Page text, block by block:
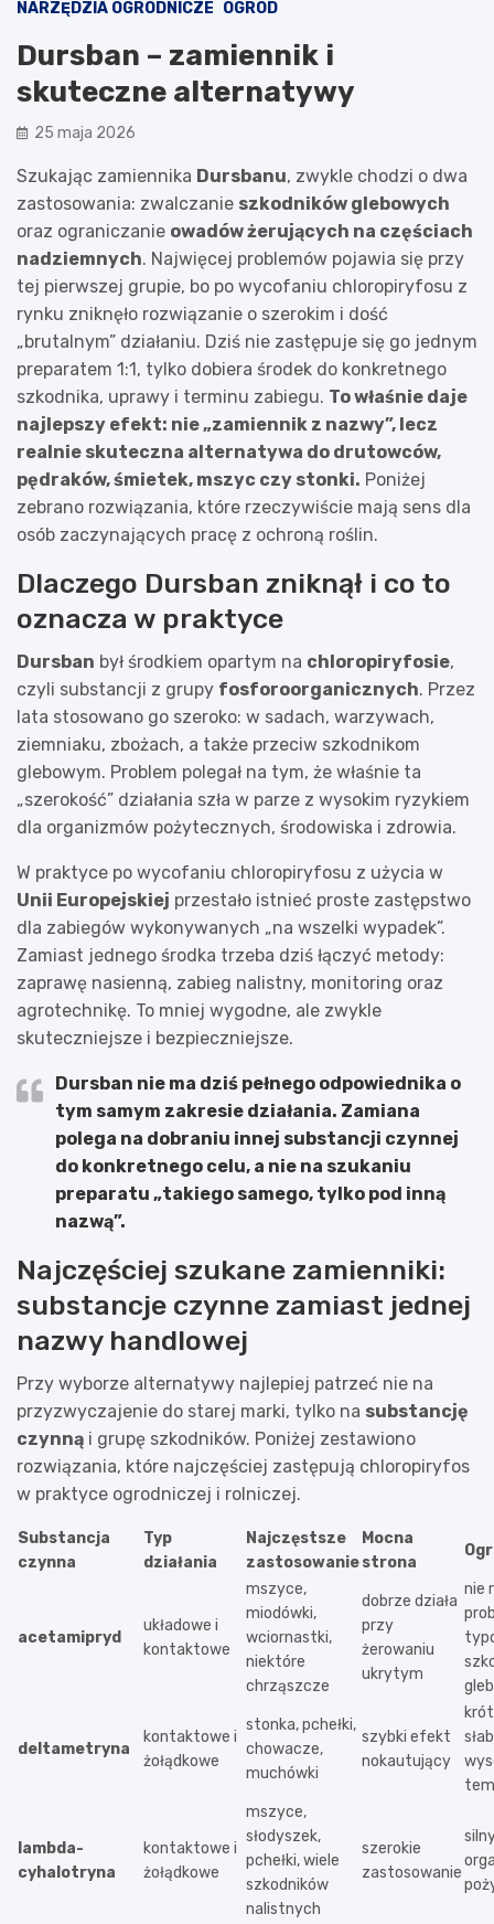
NARZĘDZIA OGRODNICZE OGRÓD
Dursban – zamiennik i
skuteczne alternatywy
25 maja 2026
Szukając zamiennika Dursbanu, zwykle chodzi o dwa
zastosowania: zwalczanie szkodników glebowych
oraz ograniczanie owadów żerujących na częściach
nadziemnych. Najwięcej problemów pojawia się przy
tej pierwszej grupie, bo po wycofaniu chloropiryfosu z
rynku zniknęło rozwiązanie o szerokim i dość
„brutalnym” działaniu. Dziś nie zastępuje się go jednym
preparatem 1:1, tylko dobiera środek do konkretnego
szkodnika, uprawy i terminu zabiegu. To właśnie daje
najlepszy efekt: nie „zamiennik z nazwy”, lecz
realnie skuteczna alternatywa do drutowców,
pędraków, śmietek, mszyc czy stonki. Poniżej
zebrano rozwiązania, które rzeczywiście mają sens dla
osób zaczynających pracę z ochroną roślin.
Dlaczego Dursban zniknął i co to
oznacza w praktyce
Dursban był środkiem opartym na chloropiryfosie,
czyli substancji z grupy fosforoorganicznych. Przez
lata stosowano go szeroko: w sadach, warzywach,
ziemniaku, zbożach, a także przeciw szkodnikom
glebowym. Problem polegał na tym, że właśnie ta
„szerokość” działania szła w parze z wysokim ryzykiem
dla organizmów pożytecznych, środowiska i zdrowia.
W praktyce po wycofaniu chloropiryfosu z użycia w
Unii Europejskiej przestało istnieć proste zastępstwo
dla zabiegów wykonywanych „na wszelki wypadek”.
Zamiast jednego środka trzeba dziś łączyć metody:
zaprawę nasienną, zabieg nalistny, monitoring oraz
agrotechnikę. To mniej wygodne, ale zwykle
skuteczniejsze i bezpieczniejsze.
Dursban nie ma dziś pełnego odpowiednika o
tym samym zakresie działania. Zamiana
polega na dobraniu innej substancji czynnej
do konkretnego celu, a nie na szukaniu
preparatu „takiego samego, tylko pod inną
nazwą”.
Najczęściej szukane zamienniki:
substancje czynne zamiast jednej
nazwy handlowej
Przy wyborze alternatywy najlepiej patrzeć nie na
przyzwyczajenie do starej marki, tylko na substancję
czynną i grupę szkodników. Poniżej zestawiono
rozwiązania, które najczęściej zastępują chloropiryfos
w praktyce ogrodniczej i rolniczej.
Substancja
czynna
Typ
działania
Najczęstsze
zastosowanie
Mocna
strona
acetamipryd
układowe i
kontaktowe
mszyce,
miodówki,
wciornastki,
niektóre
chrząszcze
dobrze działa
przy
żerowaniu
ukrytym
nie
deltametryna
kontaktowe i
żołądkowe
stonka, pchełki,
chowacze,
muchówki
szybki efekt
nokautujący
lambda-
cyhalotryna
kontaktowe i
żołądkowe
mszyce,
słodyszek,
pchełki, wiele
szkodników
nalistnych
szerokie
zastosowanie